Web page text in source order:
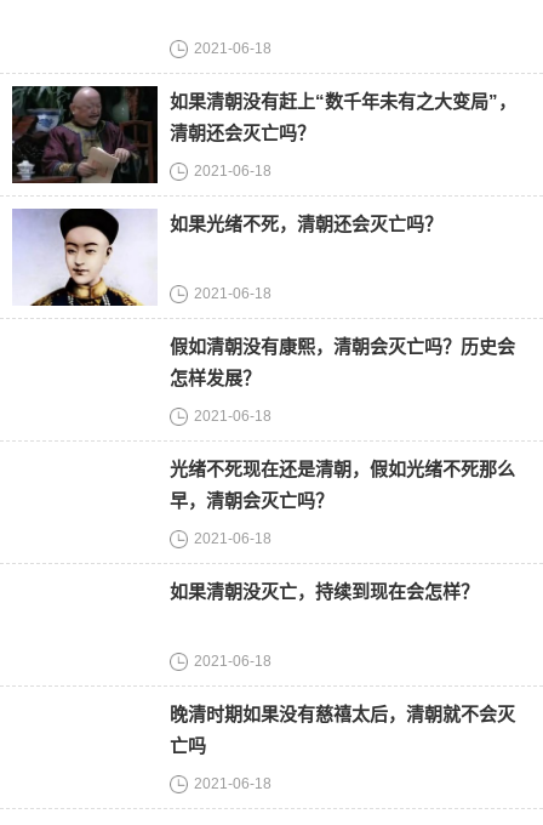
2021-06-18
如果清朝没有赶上“数千年未有之大变局”，
清朝还会灭亡吗？
2021-06-18
如果光绪不死，清朝还会灭亡吗？
2021-06-18
假如清朝没有康熙，清朝会灭亡吗？历史会
怎样发展？
2021-06-18
光绪不死现在还是清朝，假如光绪不死那么
早，清朝会灭亡吗？
2021-06-18
如果清朝没灭亡，持续到现在会怎样？
2021-06-18
晚清时期如果没有慈禧太后，清朝就不会灭
亡吗
2021-06-18